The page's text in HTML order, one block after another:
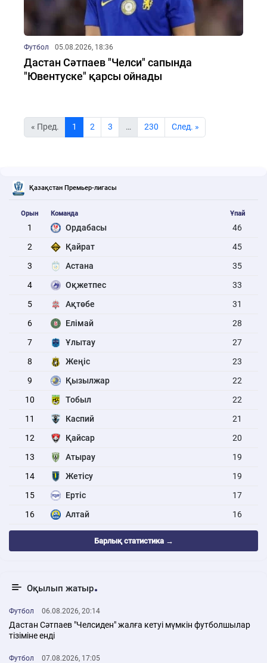
Футбол 05.08.2026, 18:36
Дастан Сәтпаев "Челси" сапында
"Ювентуске" қарсы ойнады
« Пред. 1 2 3 … 230 Cлед. »
Қазақстан Премьер-лигасы
Орын Команда Ұпай
1 Ордабасы
46
2
Қайрат
45
3
Астана
35
4
Оқжетпес
33
5
Ақтөбе
31
6
Елімай
28
7
Ұлытау
27
8
Жеңіс
23
9
Қызылжар
22
10
Тобыл
22
11
Каспий
21
12
Қайсар
20
13
Атырау
19
14
Жетісу
19
15
Ертіс
17
16
Алтай 16
Барлық статистика →
Оқылып жатыр
Футбол 06.08.2026, 20:14
Дастан Сәтпаев "Челсиден" жалға кетуі мүмкін футболшылар
тізіміне енді
Футбол 07.08.2026, 17:05